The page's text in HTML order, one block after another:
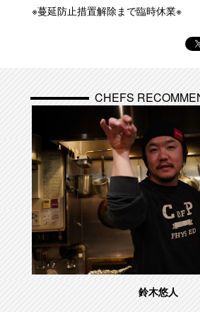
※蔓延防止措置解除まで臨時休業※
CHEFS
鈴木悠人